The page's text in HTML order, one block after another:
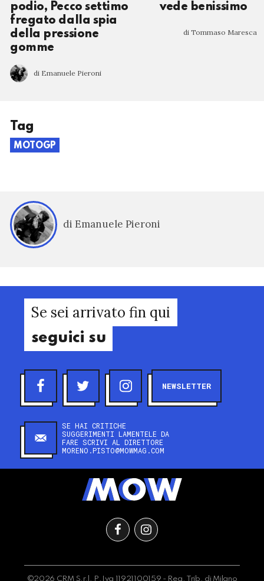
podio, Pecco settimo
fregato dalla spia
della pressione
gomme
di Emanuele Pieroni
vede benissimo
di Tommaso Maresca
Tag
MOTOGP
di Emanuele Pieroni
Se sei arrivato fin qui
seguici su
NEWSLETTER
SE HAI CRITICHE
SUGGERIMENTI LAMENTELE DA
FARE SCRIVI AL DIRETTORE
MORENO.PISTO@MOWMAG.COM
©2026 CRM S.r.l. P.Iva 11921100159 - Reg. Trib. di Milano